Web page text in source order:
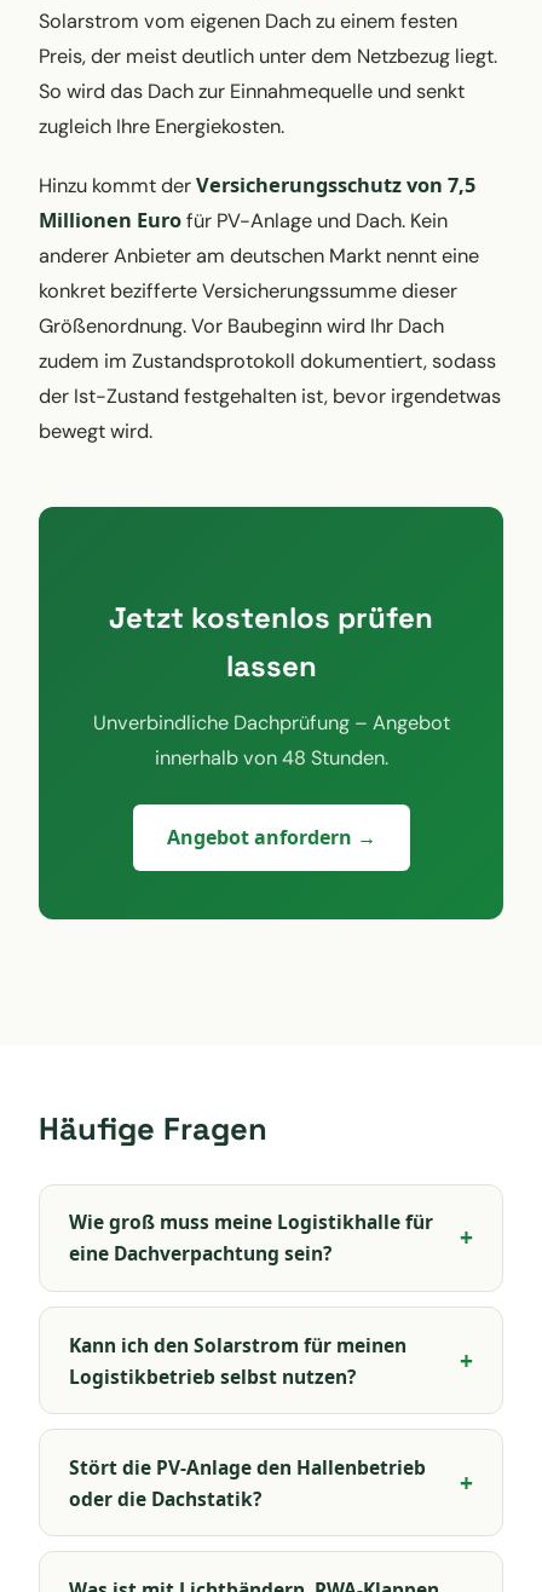
Solarstrom vom eigenen Dach zu einem festen
Preis, der meist deutlich unter dem Netzbezug liegt.
So wird das Dach zur Einnahmequelle und senkt
zugleich Ihre Energiekosten.
Hinzu kommt derVersicherungsschutz von 7,5
Millionen Eurofür PV-Anlage und Dach. Kein
anderer Anbieter am deutschen Markt nennt eine
konkret bezifferte Versicherungssumme dieser
Größenordnung. Vor Baubeginn wird Ihr Dach
zudem im Zustandsprotokoll dokumentiert, sodass
der Ist-Zustand festgehalten ist, bevor irgendetwas
bewegt wird.
Jetzt kostenlos prüfen
lassen
Unverbindliche Dachprüfung – Angebot
innerhalb von 48 Stunden.
Angebot anfordern →
Häufige Fragen
Wie groß muss meine Logistikhalle für
eine Dachverpachtung sein?
Kann ich den Solarstrom für meinen
Logistikbetrieb selbst nutzen?
Stört die PV-Anlage den Hallenbetrieb
oder die Dachstatik?